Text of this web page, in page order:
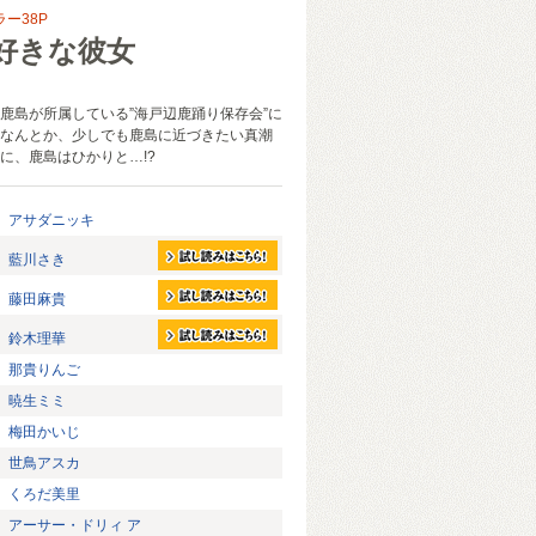
ー38P
きな彼女
島が所属している”海戸辺鹿踊り保存会”に
んとか、少しでも鹿島に近づきたい真潮
、鹿島はひかりと…!?
アサダニッキ
藍川さき
藤田麻貴
鈴木理華
那貴りんご
暁生ミミ
梅田かいじ
世鳥アスカ
くろだ美里
アーサー・ドリィ ア